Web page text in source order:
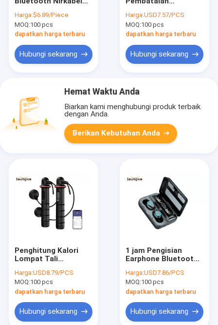
3.7V 2000mAh
Harga:$6.89/Piece
MOQ:100 pcs
dapatkan harga terbaru
Hubungi sekarang
Nirkabel Sejati Untuk
Android 2000mAh
Harga:USD7.57/PCS
MOQ:100 pcs
dapatkan harga terbaru
Hubungi sekarang
Hemat Waktu Anda
Biarkan kami menghubungi produk terbaik
dengan Anda.
Berikan Kebutuhan Anda
Penghitung Kalori
Lompat Tali
Tanpa Kabel 280cm
2x AAA
Harga:USD8.79/PCS
MOQ:100 pcs
dapatkan harga terbaru
Hubungi sekarang
1 jam Pengisian
Earphone Bluetooth
2000mAH Smart
Touch
Harga:USD7.86/PCS
MOQ:100 pcs
dapatkan harga terbaru
Hubungi sekarang